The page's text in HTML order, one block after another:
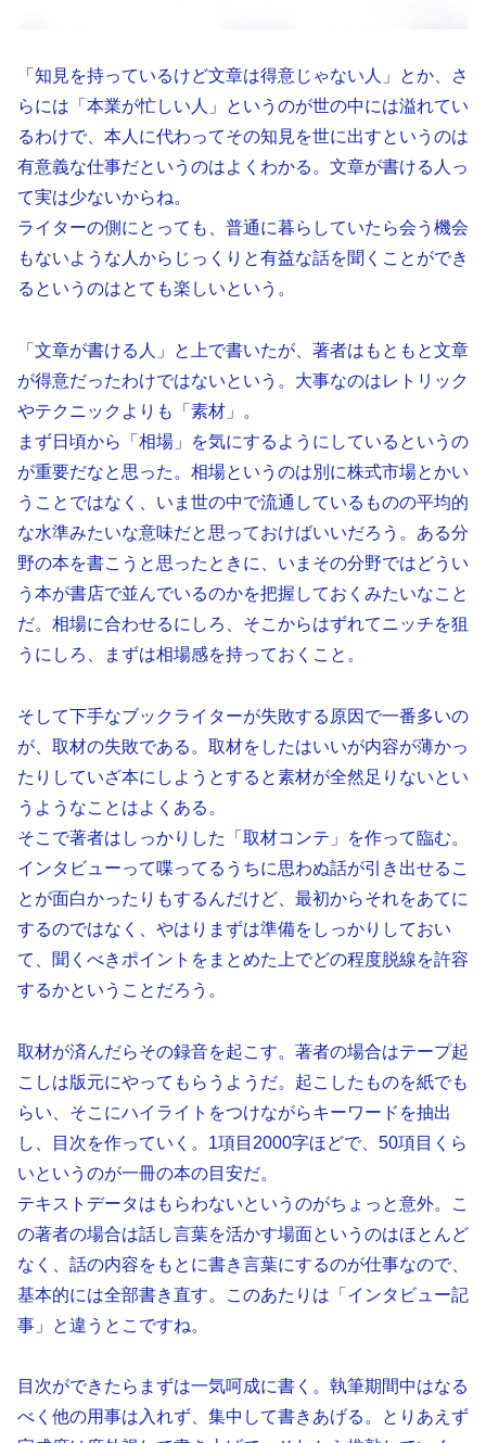
「知見を持っているけど文章は得意じゃない人」とか、さ
らには「本業が忙しい人」というのが世の中には溢れてい
るわけで、本人に代わってその知見を世に出すというのは
有意義な仕事だというのはよくわかる。文章が書ける人っ
て実は少ないからね。
ライターの側にとっても、普通に暮らしていたら会う機会
もないような人からじっくりと有益な話を聞くことができ
るというのはとても楽しいという。
「文章が書ける人」と上で書いたが、著者はもともと文章
が得意だったわけではないという。大事なのはレトリック
やテクニックよりも「素材」。
まず日頃から「相場」を気にするようにしているというの
が重要だなと思った。相場というのは別に株式市場とかい
うことではなく、いま世の中で流通しているものの平均的
な水準みたいな意味だと思っておけばいいだろう。ある分
野の本を書こうと思ったときに、いまその分野ではどうい
う本が書店で並んでいるのかを把握しておくみたいなこと
だ。相場に合わせるにしろ、そこからはずれてニッチを狙
うにしろ、まずは相場感を持っておくこと。
そして下手なブックライターが失敗する原因で一番多いの
が、取材の失敗である。取材をしたはいいが内容が薄かっ
たりしていざ本にしようとすると素材が全然足りないとい
うようなことはよくある。
そこで著者はしっかりした「取材コンテ」を作って臨む。
インタビューって喋ってるうちに思わぬ話が引き出せるこ
とが面白かったりもするんだけど、最初からそれをあてに
するのではなく、やはりまずは準備をしっかりしておい
て、聞くべきポイントをまとめた上でどの程度脱線を許容
するかということだろう。
取材が済んだらその録音を起こす。著者の場合はテープ起
こしは版元にやってもらうようだ。起こしたものを紙でも
らい、そこにハイライトをつけながらキーワードを抽出
し、目次を作っていく。1項目2000字ほどで、50項目くら
いというのが一冊の本の目安だ。
テキストデータはもらわないというのがちょっと意外。こ
の著者の場合は話し言葉を活かす場面というのはほとんど
なく、話の内容をもとに書き言葉にするのが仕事なので、
基本的には全部書き直す。このあたりは「インタビュー記
事」と違うとこですね。
目次ができたらまずは一気呵成に書く。執筆期間中はなる
べく他の用事は入れず、集中して書きあげる。とりあえず